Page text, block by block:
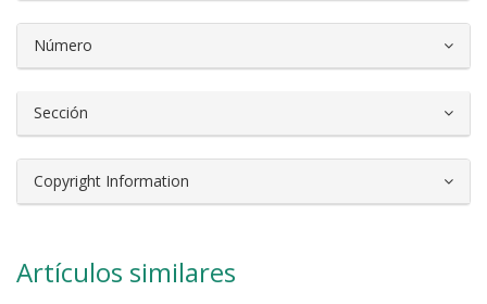
Número
Sección
Copyright Information
Artículos similares